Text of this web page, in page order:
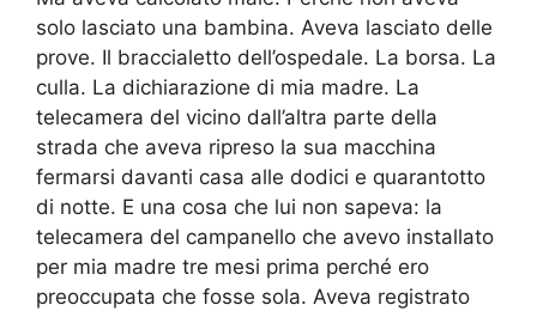
solo lasciato una bambina. Aveva lasciato delle
prove. Il braccialetto dell’ospedale. La borsa. La
culla. La dichiarazione di mia madre. La
telecamera del vicino dall’altra parte della
strada che aveva ripreso la sua macchina
fermarsi davanti casa alle dodici e quarantotto
di notte. E una cosa che lui non sapeva: la
telecamera del campanello che avevo installato
per mia madre tre mesi prima perché ero
preoccupata che fosse sola. Aveva registrato